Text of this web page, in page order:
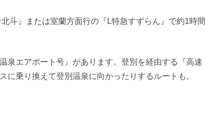
斗』または室蘭方面行の『L特急すずらん』で約1時間
泉エアポート号』があります。登別を経由する『高速
に乗り換えて登別温泉に向かったりするルートも。